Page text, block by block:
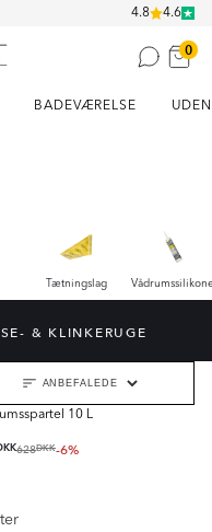
4.8 4.6
0
BADEVÆRELSE
Tætningslag
& KLINKERUGE
10 L
628DKK-6%